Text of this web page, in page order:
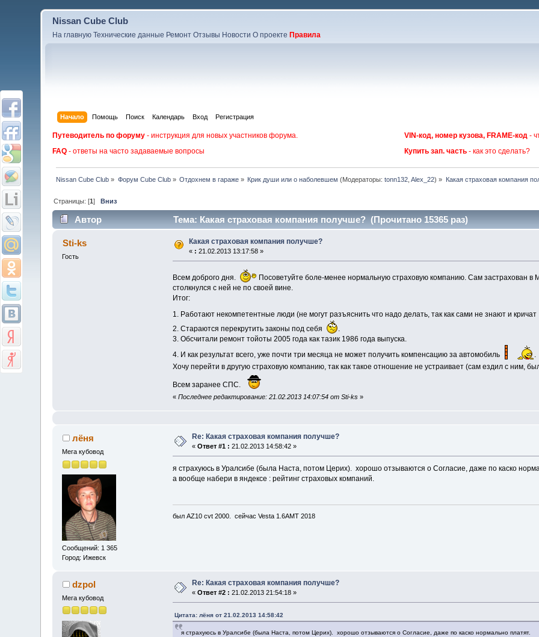
Nissan Cube Club
На главную Технические данные Ремонт Отзывы Новости О проекте Правила
Начало Помощь Поиск Календарь Вход Регистрация
Путеводитель по форуму - инструкция для новых участников форума. VIN-код, номер кузова, FRAME-код -
FAQ - ответы на часто задаваемые вопросы Купить зап. часть - как это сделать?
Nissan Cube Club » Форум Cube Club» Отдохнем в гараже » Крик души или о наболевшем (Модераторы:tonn132 ,Alex_22) » Какая страховая компания
Страницы: [1]Вниз
Автор Тема: Какая страховая компания получше? (Прочитано 15365 раз)
Sti-ks
Гость
Какая страховая компания получше?
« : 21.02.2013 13:17:58 »
Всем доброго дня.
Посоветуйте боле-менее нормальную страховую компанию. Сам застрахован в
столкнулся с ней не по своей вине.
Итог:
1. Работают некомпетентные люди (не могут разъяснить что надо делать, так как сами не знают и кричат
2. Стараются перекрутить законы под себя
.
3. Обсчитали ремонт тойоты 2005 года как тазик 1986 года выпуска.
4. И как результат всего, уже почти три месяца не может получить компенсацию за автомобиль
.
Хочу перейти в другую страховую компанию, так как такое отношение не устраивает (сам ездил с ним,
Всем заранее СПС.
« Последнее редактирование: 21.02.2013 14:07:54 от Sti-ks»
лёня
Мега кубовод
Сообщений: 1 365
Город: Ижевск
Re: Какая страховая компания получше?
«Ответ #1 : 21.02.2013 14:58:42 »
я страхуюсь в Уралсибе (была Наста, потом Церих). хорошо отзываются о Согласие, даже по каско
а вообще набери в яндексе : рейтинг страховых компаний.
был AZ10 cvt 2000. сейчас Vesta 1.6AMT 2018
dzpol
Мега кубовод
Re: Какая страховая компания получше?
«Ответ #2 : 21.02.2013 21:54:18 »
Цитата: лёня от 21.02.2013 14:58:42
я страхуюсь в Уралсибе (была Наста, потом Церих). хорошо отзываются о Согласие, даже по каско нормально платят.